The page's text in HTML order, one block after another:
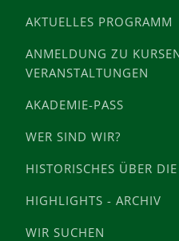
AKTUELLES PROGRAMM
ANMELDUNG ZU
VERANSTALTUNGEN
AKADEMIE-PASS
WER SIND WIR?
HISTORISCHES ÜBER
HIGHLIGHTS - ARCHIV
WIR SUCHEN